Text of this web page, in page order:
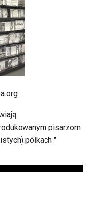
pisarzom
półkach "